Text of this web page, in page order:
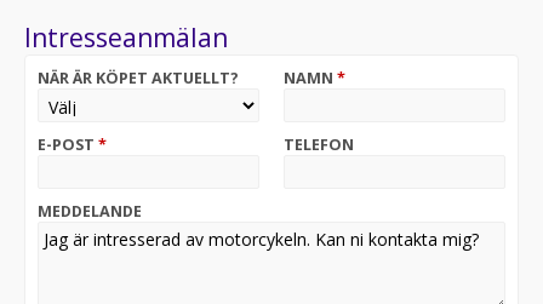
Denna hoj finns som Demo så kom gärna förbi på en
Ring Roger direkt eller SMS 0705799013
Luleå !
Intresseanmälan
NÄR ÄR KÖPET AKTUELLT? NAMN *
E-POST * TELEFON
MEDDELANDE